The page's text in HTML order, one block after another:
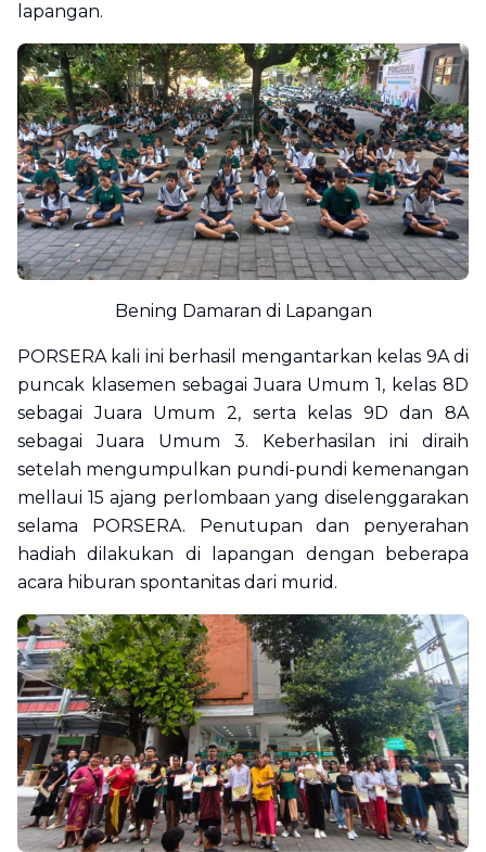
lapangan.
Bening Damaran di Lapangan
PORSERA kali ini berhasil mengantarkan kelas 9A di
puncak klasemen sebagai Juara Umum 1, kelas 8D
sebagai Juara Umum 2, serta kelas 9D dan 8A
sebagai Juara Umum 3. Keberhasilan ini diraih
setelah mengumpulkan pundi-pundi kemenangan
mellaui 15 ajang perlombaan yang diselenggarakan
selama PORSERA. Penutupan dan penyerahan
hadiah dilakukan di lapangan dengan beberapa
acara hiburan spontanitas dari murid.